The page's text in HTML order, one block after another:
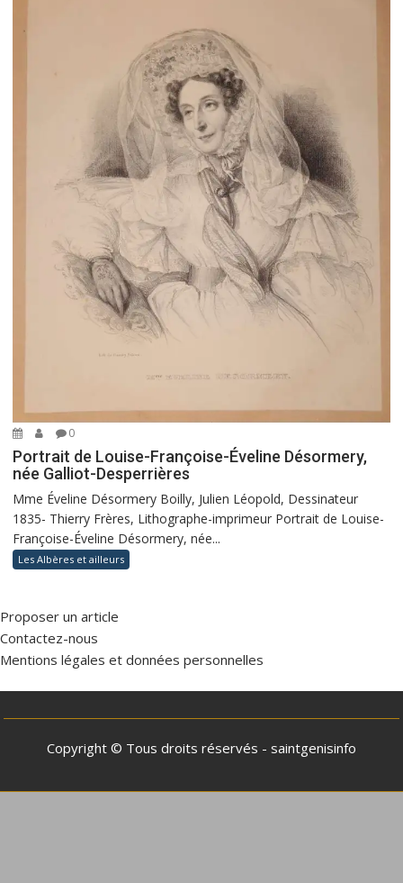
0
Portrait de Louise-Françoise-Éveline Désormery,
née Galliot-Desperrières
Mme Éveline Désormery Boilly, Julien Léopold, Dessinateur
1835- Thierry Frères, Lithographe-imprimeur Portrait de Louise-
Françoise-Éveline Désormery, née...
Les Albères et ailleurs
Proposer un article
Contactez-nous
Mentions légales et données personnelles
Copyright © Tous droits réservés - saintgenisinfo